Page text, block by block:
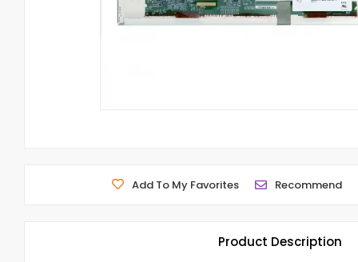
Add To My Favorites Recommend
Product Description